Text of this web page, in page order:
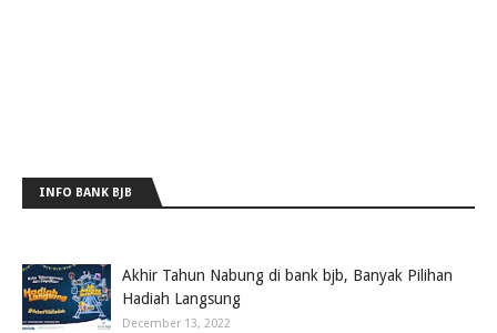
INFO BANK BJB
Akhir Tahun Nabung di bank bjb, Banyak Pilihan
Hadiah Langsung
December 13, 2022